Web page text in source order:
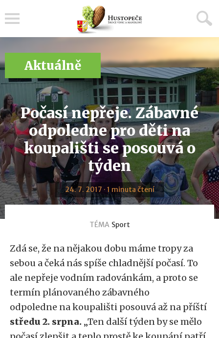
Aktuálně
Počasí nepřeje. Zábavné
odpoledne pro děti na
koupališti se posouvá o
týden
24. 7. 2017 · 1 minuta čtení
TÉMA Sport
Zdá se, že na nějakou dobu máme tropy za
sebou a čeká nás spíše chladnější počasí. To
ale nepřeje vodním radovánkám, a proto se
termín plánovaného zábavného
odpoledne na koupališti posouvá až na příští
středu 2. srpna. „Ten další týden by se mělo